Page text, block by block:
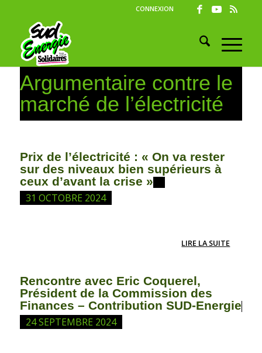
CONNEXION
Argumentaire contre le
marché de l’électricité
Prix de l’électricité : « On va rester
sur des niveaux bien supérieurs à
ceux d’avant la crise »
31 OCTOBRE 2024
LIRE LA SUITE
Rencontre avec Eric Coquerel,
Président de la Commission des
Finances – Contribution SUD-Energie
24 SEPTEMBRE 2024